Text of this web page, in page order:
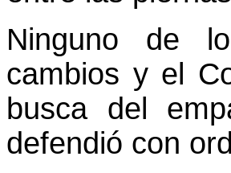
Ninguno de
cambios y el
busca del
defendió con